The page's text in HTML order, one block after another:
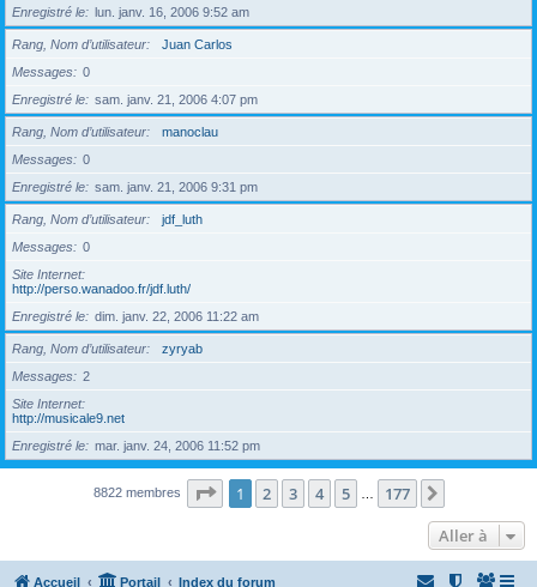
Enregistré le
lun. janv. 16, 2006 9:52 am
Rang, Nom d’utilisateur
Juan Carlos
Messages
0
Enregistré le
sam. janv. 21, 2006 4:07 pm
Rang, Nom d’utilisateur
manoclau
Messages
0
Enregistré le
sam. janv. 21, 2006 9:31 pm
Rang, Nom d’utilisateur
jdf_luth
Messages
0
Site Internet
http://perso.wanadoo.fr/jdf.luth/
Enregistré le
dim. janv. 22, 2006 11:22 am
Rang, Nom d’utilisateur
zyryab
Messages
2
Site Internet
http://musicale9.net
Enregistré le
mar. janv. 24, 2006 11:52 pm
8822 membres Page 1sur177
1 2 3 4 5 177
Aller à
Accueil Portail Index du forum